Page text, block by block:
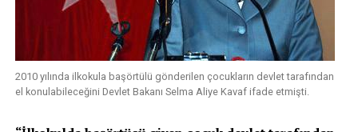
2010 yılında ilkokula başörtülü gönderilen çocukların devlet tarafından
el konulabileceğini Devlet Bakanı Selma Aliye Kavaf ifade etmişti.